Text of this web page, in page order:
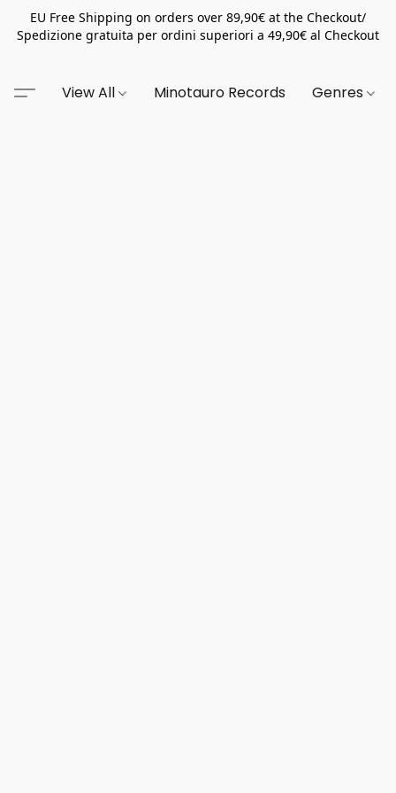
EU Free Shipping on orders over 89,90€ at the Checkout/
Spedizione gratuita per ordini superiori a 49,90€ al Checkout
View All Minotauro Records Genres